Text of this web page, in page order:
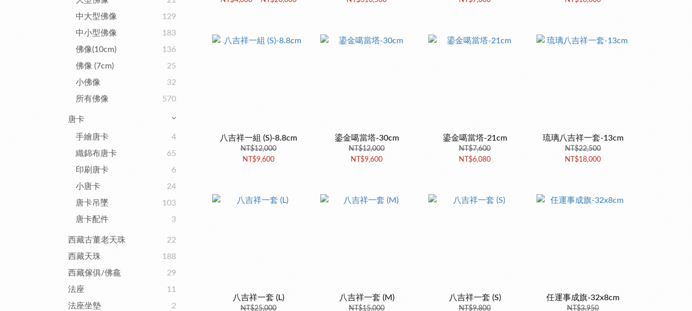
中大型佛像
129
中小型佛像
183
佛像(10cm)
136
佛像 (7cm)
25
小佛像
32
所有佛像
570
唐卡
手繪唐卡
4
織錦布唐卡
65
印刷唐卡
6
小唐卡
24
唐卡吊墜
103
唐卡配件
3
西藏古董老天珠
22
西藏天珠
188
西藏傢俱/佛龕
29
法座
11
法座坐墊
2
八吉祥一組 (S)-8.8cm
NT$12,000
NT$9,600
鎏金噶當塔-30cm
NT$12,000
NT$9,600
鎏金噶當塔-21cm
NT$7,600
NT$6,080
琉璃八吉祥一套-13cm
NT$22,500
NT$18,000
八吉祥一套 (L)
NT$25,000
八吉祥一套 (M)
NT$15,000
八吉祥一套 (S)
NT$9,800
任運事成旗-32x8cm
NT$3,950